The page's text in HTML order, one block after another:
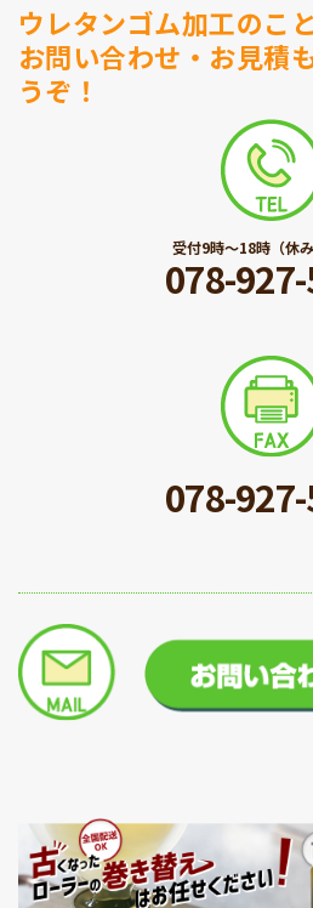
ウレタンゴム加工のこ
お問い合わせ・お見積
うぞ！
受付9時〜18時（休み
078-
078-